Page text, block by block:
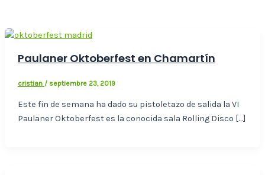
Paulaner Oktoberfest en Chamartín
cristian / septiembre 23, 2019
Este fin de semana ha dado su pistoletazo de salida la VI
Paulaner Oktoberfest es la conocida sala Rolling Disco […]